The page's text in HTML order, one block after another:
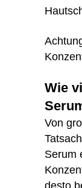
Wie
Von
Serum